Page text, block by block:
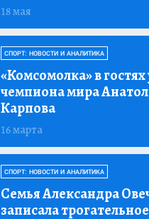
18 мая
СПОРТ: НОВОСТИ И АНАЛИТИКА
«Комсомолка»в гостях
чемпиона мира
Карпова
16 марта
СПОРТ: НОВОСТИ И АНАЛИТИКА
Семья Александра
записала трогательное